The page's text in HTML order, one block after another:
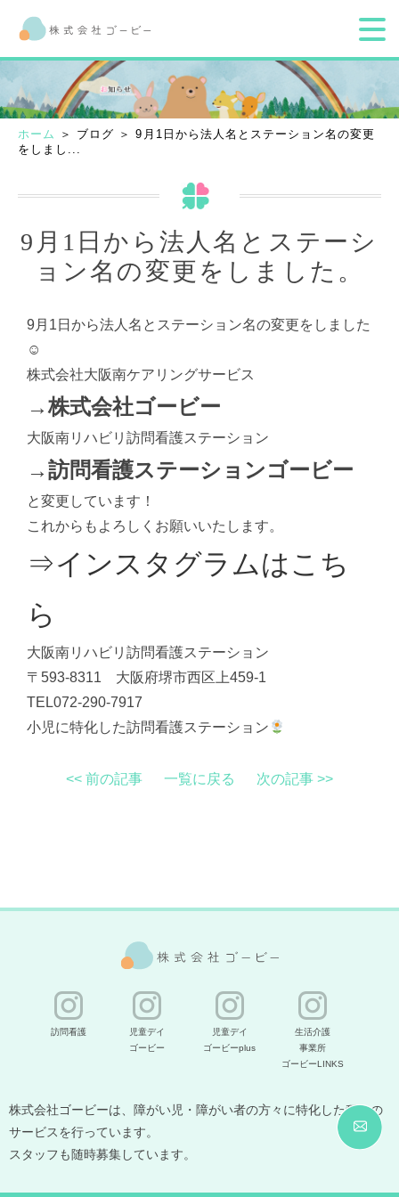
ホーム
＞ ブログ ＞ 9月1日から法人名とステーション名の変更
をしまし...
9月1日から法人名とステーシ
ョン名の変更をしました。
9月1日から法人名とステーション名の変更をしました
☺
株式会社大阪南ケアリングサービス
→株式会社ゴービー
大阪南リハビリ訪問看護ステーション
→訪問看護ステーションゴービー
と変更しています！
これからもよろしくお願いいたします。
⇒インスタグラムはこち
ら
大阪南リハビリ訪問看護ステーション
〒593-8311 大阪府堺市西区上459-1
TEL072-290-7917
小児に特化した訪問看護ステーション
<< 前の記事 一覧に戻る 次の記事 >>
訪問看護
児童デイ
ゴービー
児童デイ
ゴービーplus
生活介護
事業所
ゴービーLINKS
株式会社ゴービーは、障がい児・障がい者の方々に特化した種々の
サービスを行っています。
スタッフも随時募集しています。